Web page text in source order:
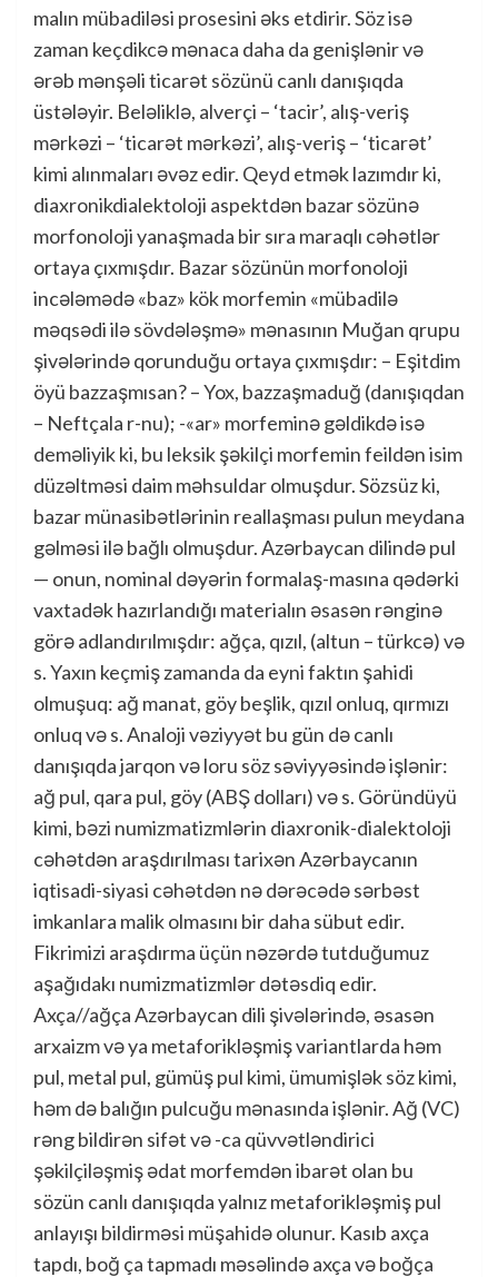
malın mübadiləsi prosesini əks etdirir. Söz isə
zaman keçdikcə mənaca daha da genişlənir və
ərəb mənşəli ticarət sözünü canlı danışıqda
üstələyir. Beləliklə, alverçi – ‘tacir’, alış-veriş
mərkəzi – ‘ticarət mərkəzi’, alış-veriş – ‘ticarət’
kimi alınmaları əvəz edir. Qeyd etmək lazımdır ki,
diaxronikdialektoloji aspektdən bazar sözünə
morfonoloji yanaşmada bir sıra maraqlı cəhətlər
ortaya çıxmışdır. Bazar sözünün morfonoloji
incələmədə «baz» kök morfemin «mübadilə
məqsədi ilə sövdələşmə» mənasının Muğan qrupu
şivələrində qorunduğu ortaya çıxmışdır: – Eşitdim
öyü bazzaşmısan? – Yox, bazzaşmaduğ (danışıqdan
– Neftçala r-nu); -«ar» morfeminə gəldikdə isə
deməliyik ki, bu leksik şəkilçi morfemin feildən isim
düzəltməsi daim məhsuldar olmuşdur. Sözsüz ki,
bazar münasibətlərinin reallaşması pulun meydana
gəlməsi ilə bağlı olmuşdur. Azərbaycan dilində pul
— onun, nominal dəyərin formalaş-masına qədərki
vaxtadək hazırlandığı materialın əsasən rənginə
görə adlandırılmışdır: ağça, qızıl, (altun – türkcə) və
s. Yaxın keçmiş zamanda da eyni faktın şahidi
olmuşuq: ağ manat, göy beşlik, qızıl onluq, qırmızı
onluq və s. Analoji vəziyyət bu gün də canlı
danışıqda jarqon və loru söz səviyyəsində işlənir:
ağ pul, qara pul, göy (ABŞ dolları) və s. Göründüyü
kimi, bəzi numizmatizmlərin diaxronik-dialektoloji
cəhətdən araşdırılması tarixən Azərbaycanın
iqtisadi-siyasi cəhətdən nə dərəcədə sərbəst
imkanlara malik olmasını bir daha sübut edir.
Fikrimizi araşdırma üçün nəzərdə tutduğumuz
aşağıdakı numizmatizmlər dətəsdiq edir.
Axça//ağça Azərbaycan dili şivələrində, əsasən
arxaizm və ya metaforikləşmiş variantlarda həm
pul, metal pul, gümüş pul kimi, ümumişlək söz kimi,
həm də balığın pulcuğu mənasında işlənir. Ağ (VC)
rəng bildirən sifət və -ca qüvvətləndirici
şəkilçiləşmiş ədat morfemdən ibarət olan bu
sözün canlı danışıqda yalnız metaforikləşmiş pul
anlayışı bildirməsi müşahidə olunur. Kasıb axça
tapdı, boğ ça tapmadı məsəlində axça və boğça